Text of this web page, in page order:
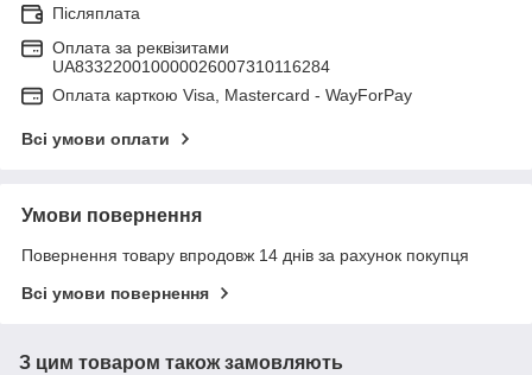
Післяплата
Оплата за реквізитами
UA833220010000026007310116284
Оплата карткою Visa, Mastercard - WayForPay
Всі умови оплати
Умови повернення
Повернення товару впродовж 14 днів за рахунок покупця
Всі умови повернення
З цим товаром також замовляють